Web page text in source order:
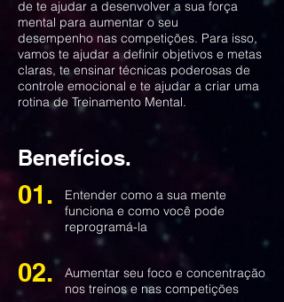
de te ajudar a desenvolver a sua força
mental para aumentar o seu
desempenho nas competições. Para isso,
vamos te ajudar a definir objetivos e metas
claras, te ensinar técnicas poderosas de
controle emocional e te ajudar a criar uma
rotina de Treinamento Mental.
Benefícios.
01.
Entender como a sua mente
funciona e como você pode
reprogramá-la
02.
Aumentar seu foco e concentração
nos treinos e nas competições